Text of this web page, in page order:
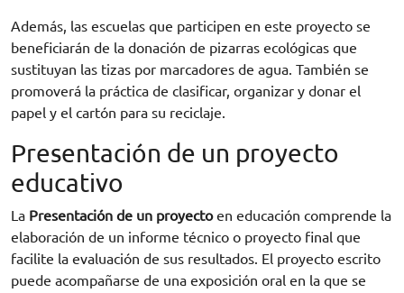
Además, las escuelas que participen en este proyecto se
beneficiarán de la donación de pizarras ecológicas que
sustituyan las tizas por marcadores de agua. También se
promoverá la práctica de clasificar, organizar y donar el
papel y el cartón para su reciclaje.
Presentación de un proyecto
educativo
La Presentación de un proyectoen educación comprende la
elaboración de un informe técnico o proyecto final que
facilite la evaluación de sus resultados. El proyecto escrito
puede acompañarse de una exposición oral en la que se